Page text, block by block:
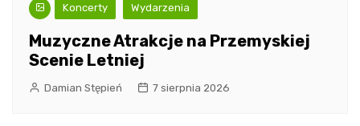
Koncerty Wydarzenia
Muzyczne Atrakcje na Przemyskiej
Scenie Letniej
Damian Stępień 7 sierpnia 2026